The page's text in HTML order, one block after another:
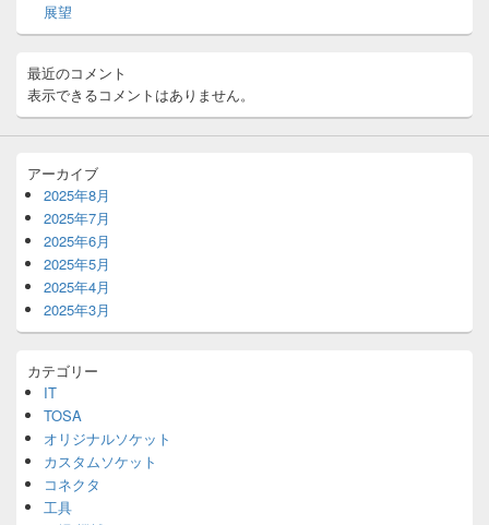
展望
最近のコメント
表示できるコメントはありません。
アーカイブ
2025年8月
2025年7月
2025年6月
2025年5月
2025年4月
2025年3月
カテゴリー
IT
TOSA
オリジナルソケット
カスタムソケット
コネクタ
工具